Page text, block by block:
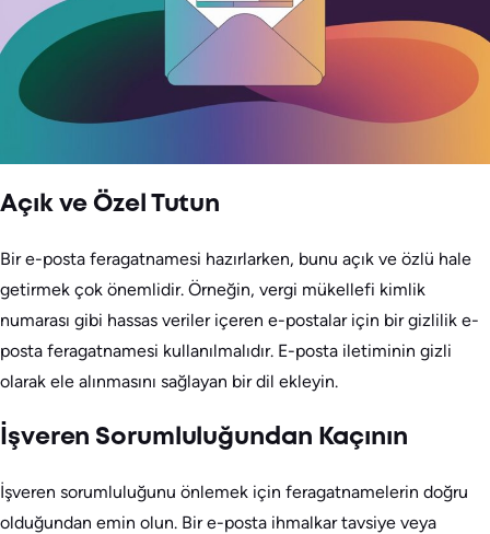
Açık ve Özel Tutun
Bir e-posta feragatnamesi hazırlarken, bunu açık ve özlü hale
getirmek çok önemlidir. Örneğin, vergi mükellefi kimlik
numarası gibi hassas veriler içeren e-postalar için bir gizlilik e-
posta feragatnamesi kullanılmalıdır. E-posta iletiminin gizli
olarak ele alınmasını sağlayan bir dil ekleyin.
İşveren Sorumluluğundan Kaçının
İşveren sorumluluğunu önlemek için feragatnamelerin doğru
olduğundan emin olun. Bir e-posta ihmalkar tavsiye veya